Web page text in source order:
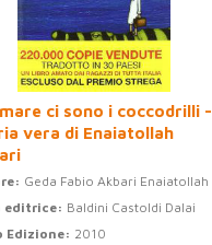
ci sono i coccodrilli -
vera di Enaiatollah
Geda Fabio Akbari Enaiatollah
editrice: Baldini Castoldi Dalai
Edizione: 2010